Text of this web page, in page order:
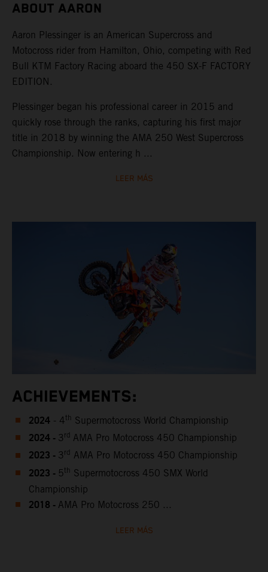
ABOUT AARON
Aaron Plessinger is an American Supercross and
Motocross rider from Hamilton, Ohio, competing with Red
Bull KTM Factory Racing aboard the 450 SX-F FACTORY
EDITION.
Plessinger began his professional career in 2015 and
quickly rose through the ranks, capturing his first major
title in 2018 by winning the AMA 250 West Supercross
Championship. Now entering h ...
LEER MÁS
ACHIEVEMENTS:
2024 - 4th Supermotocross World Championship
2024 - 3 rd AMA Pro Motocross 450 Championship
2023 - 3 rd AMA Pro Motocross 450 Championship
2023 - 5th Supermotocross 450 SMX World
Championship
2018 - AMA Pro Motocross 250 ...
LEER MÁS